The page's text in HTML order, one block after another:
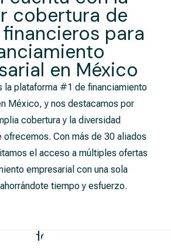
cobertura de
para
en México
la plataforma #1 de financiamiento
México, y nos destacamos por
cobertura y la diversidad
ofrecemos. Con más de 30 aliados
el acceso a múltiples ofertas
empresarial con una sola
tiempo y esfuerzo.
Aliados Financieros